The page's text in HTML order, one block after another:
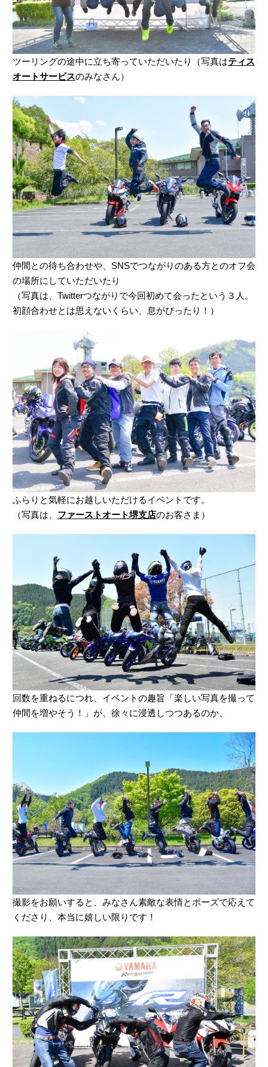
ツーリングの途中に立ち寄っていただいたり（写真はティス
オートサービスのみなさん）
仲間との待ち合わせや、SNSでつながりのある方とのオフ会
の場所にしていただいたり
（写真は、Twitterつながりで今回初めて会ったという３人。
初顔合わせとは思えないくらい、息がぴったり！）
ふらりと気軽にお越しいただけるイベントです。
（写真は、 ファーストオート堺支店のお客さま）
回数を重ねるにつれ、イベントの趣旨「楽しい写真を撮って
仲間を増やそう！」が、徐々に浸透しつつあるのか、
撮影をお願いすると、みなさん素敵な表情とポーズで応えて
くださり、本当に嬉しい限りです！